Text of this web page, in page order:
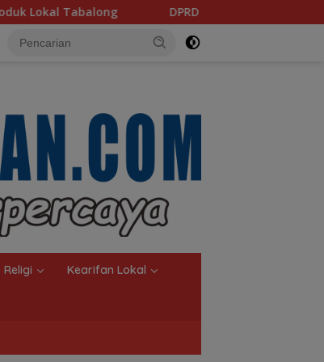
DPRD Balangan Manfaatkan Podcast untuk Perluas
Religi Kearifan Lokal